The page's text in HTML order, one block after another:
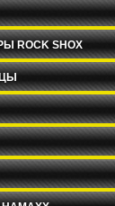
ROCK SHOX